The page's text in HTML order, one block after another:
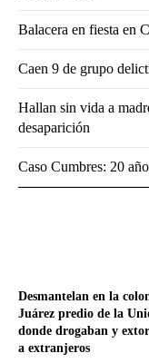
Desmantelan en la
Juárez predio de la
donde drogaban y
a extranjeros
Balacera en fiesta en
Caen 9 de grupo
Hallan sin vida a
desaparición
Caso Cumbres: 20